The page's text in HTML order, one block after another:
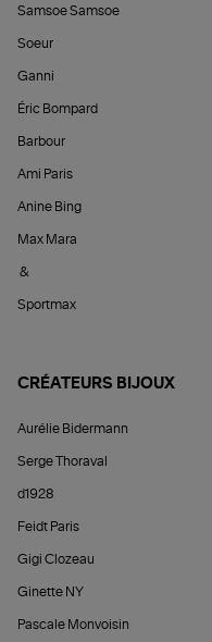
Samsoe Samsoe
Soeur
Ganni
Éric Bompard
Barbour
Ami Paris
Anine Bing
Max Mara
&
Sportmax
CRÉATEURS BIJOUX
Aurélie Bidermann
Serge Thoraval
d1928
Feidt Paris
Gigi Clozeau
Ginette NY
Pascale Monvoisin